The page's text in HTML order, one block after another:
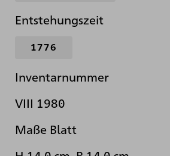
Entstehungszeit
1776
Inventarnummer
VIII 1980
Maße Blatt